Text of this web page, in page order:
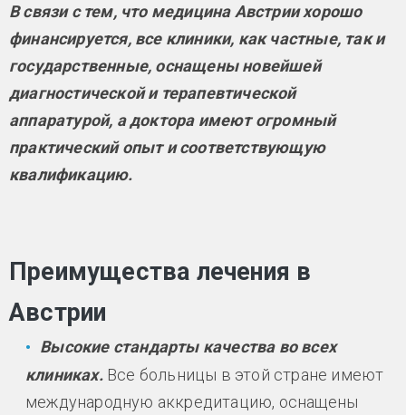
В связи с тем, что медицина Австрии хорошо
финансируется, все клиники, как частные, так и
государственные, оснащены новейшей
диагностической и терапевтической
аппаратурой, а доктора имеют огромный
практический опыт и соответствующую
квалификацию.
Преимущества лечения в
Австрии
Высокие стандарты качества во всех
клиниках.Все больницы в этой стране имеют
международную аккредитацию, оснащены